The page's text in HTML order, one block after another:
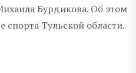
Бурдикова. Об этом
спорта Тульской области.